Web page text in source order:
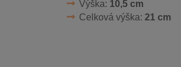
Výška: 10,5 cm
Celková výška: 21 cm